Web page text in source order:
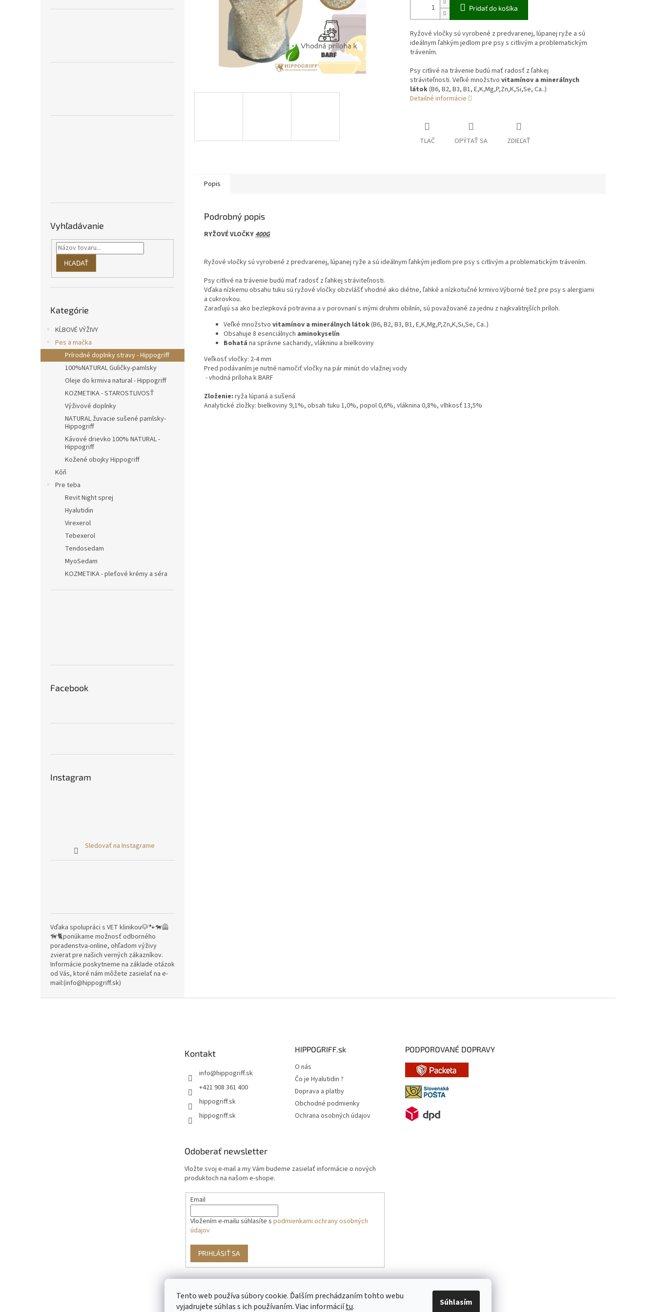
Tento web používa súbory cookie. Ďalším prechádzaním tohto webu
vyjadrujete súhlas s ich používaním. Viac informáciítu. Súhlasím
Vyhľadávanie
HĽADAŤ
kategórie
Kategórie
KĹBOVÉ VÝŽIVY
Pes a mačka
Prírodné doplnky stravy - Hippogriff
100%NATURAL Guličky-pamlsky
Oleje do krmiva natural - Hippogriff
KOZMETIKA - STAROSTLIVOSŤ
Výživové doplnky
NATURAL žuvacie sušené pamlsky-
Hippogriff
Kávové drievko 100% NATURAL -
Hippogriff
Kožené obojky Hippogriff
Kôň
Pre teba
Revit Night sprej
Hyalutidin
Virexerol
Tebexerol
Tendosedam
MyoSedam
KOZMETIKA - pleťové krémy a séra
Facebook
Instagram
Sledovať na Instagrame
Vďaka spolupráci s VET klinikou🐶🐾🐕‍🦺
🦮🐈ponúkame možnosť odborného
poradenstva-online, ohľadom výživy
zvierat pre našich verných zákazníkov.
Informácie poskytneme na základe otázok
od Vás, ktoré nám môžete zasielať na e-
mail:(info@hippogriff.sk)
Pridať do košíka
Ryžové vločky sú vyrobené z predvarenej, lúpanej ryže a sú
ideálnym ľahkým jedlom pre psy s citlivým a problematickým
trávením.
Psy citlivé na trávenie budú mať radosť z ľahkej
stráviteľnosti. Veľké množstvo vitamínov a minerálnych
látok(B6, B2, B3, B1, E,K,Mg,P,Zn,K,Si,Se, Ca..)
Detailné informácie
TLAČ OPÝTAŤ SA ZDIEĽAŤ
Popis
Podrobný popis
RYŽOVÉ VLOČKY400G
Ryžové vločky sú vyrobené z predvarenej, lúpanej ryže a sú ideálnym ľahkým jedlom pre psy s citlivým a problematickým trávením.
Psy citlivé na trávenie budú mať radosť z ľahkej stráviteľnosti.
Vďaka nízkemu obsahu tuku sú ryžové vločky obzvlášť vhodné ako diétne, ľahké a nízkotučné krmivo.Výborné tiež pre psy s alergiami
a cukrovkou.
Zaraďujú sa ako bezlepková potravina a v porovnaní s inými druhmi obilnín, sú považované za jednu z najkvalitnjších príloh.
Veľké množstvo vitamínov a minerálnych látok(B6, B2, B3, B1, E,K,Mg,P,Zn,K,Si,Se, Ca..)
Obsahuje 8 esenciálnych aminokyselín
Bohatá na správne sacharidy, vlákninu a bielkoviny
Veľkosť vločky: 2-4 mm
Pred podávaním je nutné namočiť vločky na pár minút do vlažnej vody
- vhodná príloha k BARF
Zloženie: ryža lúpaná a sušená
Analytické zložky: bielkoviny 9,1%, obsah tuku 1,0%, popol 0,6%, vláknina 0,8%, vlhkosť 13,5%
Kontakt
info@hippogriff.sk
+421 908 361 400
hippogriff.sk
hippogriff.sk
HIPPOGRIFF.sk
O nás
Čo je Hyalutidin ?
Doprava a platby
Obchodné podmienky
Ochrana osobných údajov
PODPOROVANÉ DOPRAVY
Odoberať newsletter
Vložte svoj e-mail a my Vám budeme zasielať informácie o nových
produktoch na našom e-shope.
Email
Vložením e-mailu súhlasíte s podmienkami ochrany osobných
údajov
PRIHLÁSIŤ SA
g